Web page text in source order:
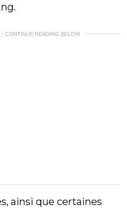
CONTINUE READING BELOW
ainsi que certaines